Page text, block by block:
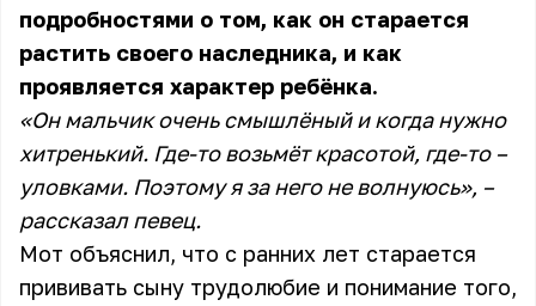
подробностями о том, как он старается
растить своего наследника, и как
проявляется характер ребёнка.
«Он мальчик очень смышлёный и когда нужно
хитренький. Где-то возьмёт красотой, где-то –
уловками. Поэтому я за него не волнуюсь», –
рассказал певец.
Мот объяснил, что с ранних лет старается
прививать сыну трудолюбие и понимание того,